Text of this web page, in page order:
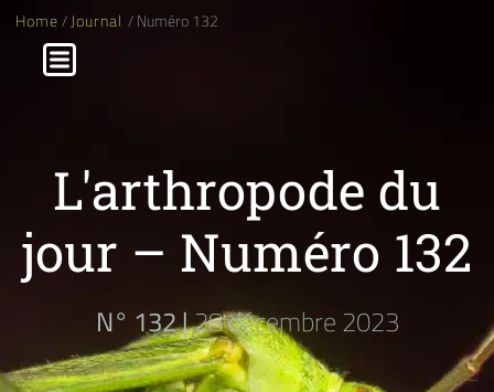
Home/Journal / Numéro 132
L'arthropode du
jour – Numéro 132
N° 132 |28 décembre 2023